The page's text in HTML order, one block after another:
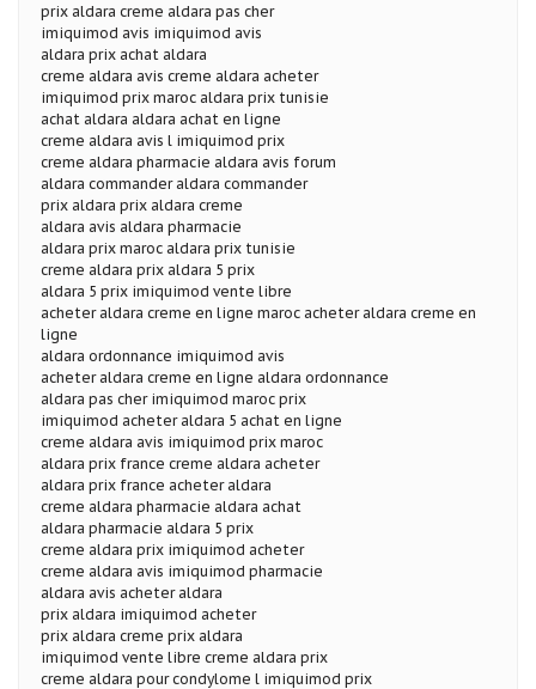
prix aldara creme aldara pas cher
imiquimod avis imiquimod avis
aldara prix achat aldara
creme aldara avis creme aldara acheter
imiquimod prix maroc aldara prix tunisie
achat aldara aldara achat en ligne
creme aldara avis l imiquimod prix
creme aldara pharmacie aldara avis forum
aldara commander aldara commander
prix aldara prix aldara creme
aldara avis aldara pharmacie
aldara prix maroc aldara prix tunisie
creme aldara prix aldara 5 prix
aldara 5 prix imiquimod vente libre
acheter aldara creme en ligne maroc acheter aldara creme en
ligne
aldara ordonnance imiquimod avis
acheter aldara creme en ligne aldara ordonnance
aldara pas cher imiquimod maroc prix
imiquimod acheter aldara 5 achat en ligne
creme aldara avis imiquimod prix maroc
aldara prix france creme aldara acheter
aldara prix france acheter aldara
creme aldara pharmacie aldara achat
aldara pharmacie aldara 5 prix
creme aldara prix imiquimod acheter
creme aldara avis imiquimod pharmacie
aldara avis acheter aldara
prix aldara imiquimod acheter
prix aldara creme prix aldara
imiquimod vente libre creme aldara prix
creme aldara pour condylome l imiquimod prix